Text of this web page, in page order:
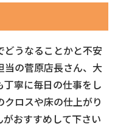
どうなることかと不安
の菅原店長さん、大
寧に毎日の仕事をし
ロスや床の仕上がり
おすすめして下さい